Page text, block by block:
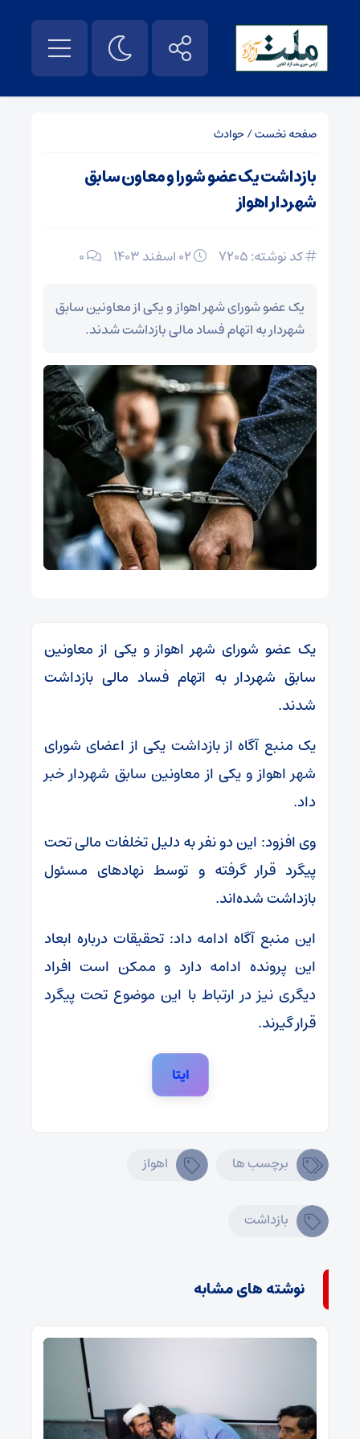
صفحه نخست/حوادث
بازداشت یک عضو شورا و معاون سابق
شهردار اهواز
کد نوشته: 7205 0
یک عضو شورای شهر اهواز و یکی از معاونین سابق
شهردار به اتهام فساد مالی بازداشت شدند.
یک عضو شورای شهر اهواز و یکی از معاونین
سابق شهردار به اتهام فساد مالی بازداشت
شدند.
یک منبع آگاه از بازداشت یکی از اعضای شورای
شهر اهواز و یکی از معاونین سابق شهردار خبر
داد.
وی افزود: این دو نفر به دلیل تخلفات مالی تحت
پیگرد قرار گرفته و توسط نهادهای مسئول
بازداشت شده‌اند.
این منبع آگاه ادامه داد: تحقیقات درباره ابعاد
این پرونده ادامه دارد و ممکن است افراد
دیگری نیز در ارتباط با این موضوع تحت پیگرد
قرار گیرند.
ایتا
برچسب ها اهواز
بازداشت
نوشته های مشابه